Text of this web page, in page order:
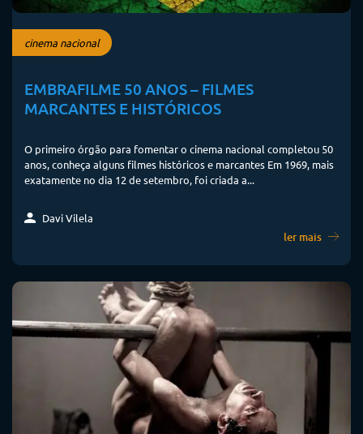
cinema nacional
EMBRAFILME 50 ANOS – FILMES
MARCANTES E HISTÓRICOS
O primeiro órgão para fomentar o cinema nacional completou 50
anos, conheça alguns filmes históricos e marcantes Em 1969, mais
exatamente no dia 12 de setembro, foi criada a...
Davi Vilela
ler mais